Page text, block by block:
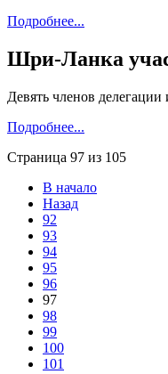
Подробнее...
Шри-Ланка
Девять членов
Подробнее...
Страница 97 из 105
В начало
Назад
92
93
94
95
96
97
98
99
100
101